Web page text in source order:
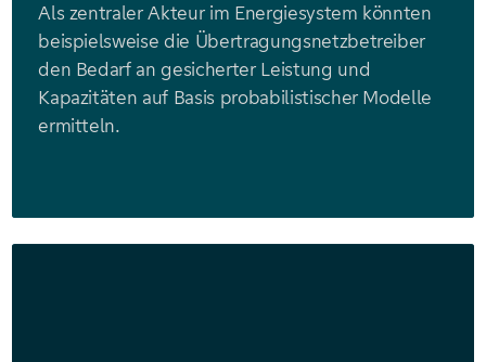
Als zentraler Akteur im Energiesystem könnten
beispielsweise die Übertragungsnetzbetreiber
den Bedarf an gesicherter Leistung und
Kapazitäten auf Basis probabilistischer Modelle
ermitteln.